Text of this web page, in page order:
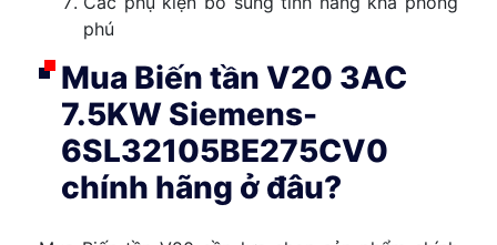
phú
Mua Biến tần V20 3AC
7.5KW Siemens-
6SL32105BE275CV0
chính hãng ở đâu?